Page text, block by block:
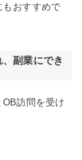
おすすめで
副業にでき
訪問を受け